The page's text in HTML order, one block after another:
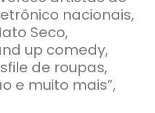
nacionais,
Seco,
up comedy,
de roupas,
e muito mais”,